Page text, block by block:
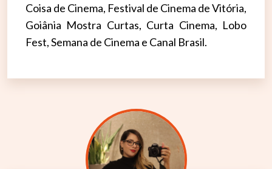
Coisa de Cinema, Festival de Cinema de Vitória,
Goiânia Mostra Curtas, Curta Cinema, Lobo
Fest, Semana de Cinema e Canal Brasil.